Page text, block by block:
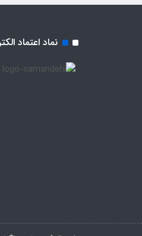
نماد اعتماد